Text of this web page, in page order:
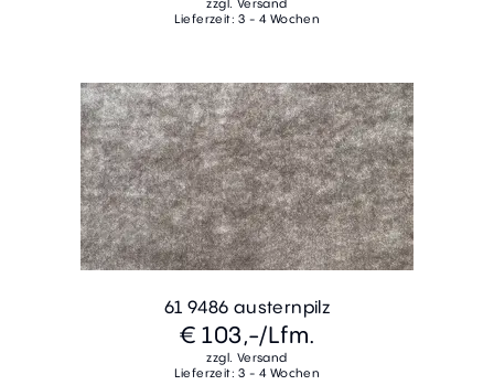
zzgl. Versand
Lieferzeit: 3 - 4 Wochen
61 9486 austernpilz
€ 103,-/Lfm.
zzgl. Versand
Lieferzeit: 3 - 4 Wochen